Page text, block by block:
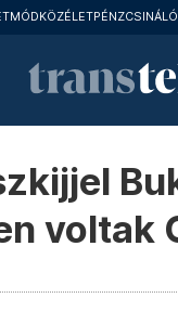
KÖZÉLET
voltak